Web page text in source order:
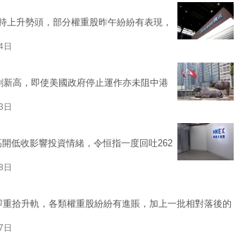
升勢頭，部分權重股昨午紛紛有表現，
高，即使美國政府停止運作亦未阻中港
低收影響投資情緒，令恒指一度回吐262
拾升軌，各類權重股紛紛有進賬，加上一批相對落後的